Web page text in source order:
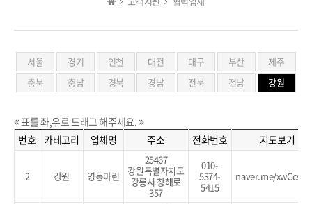
서울 경기 인천 대전 대구 부산
제주
충북
충남 경북 경남 전북 전남 강원
표를 좌,우로 드래그 해주세요.
번호
카테고리 업체명 주소 전화번호 지도보기
2 강원 영동마린
25467
강원특별자치도
강릉시 창해로
357
010-
5374-
5415
naver.me/